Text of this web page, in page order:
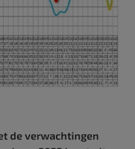
de verwachtingen